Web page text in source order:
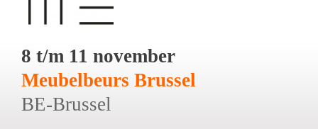
8 t/m 11 november
Meubelbeurs Brussel
BE-Brussel